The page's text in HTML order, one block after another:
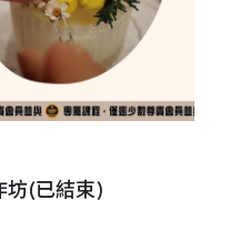
坊(已結束)